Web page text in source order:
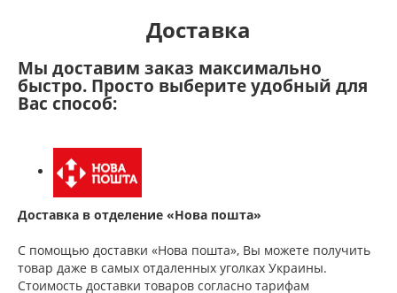
Доставка
Мы доставим заказ максимально
быстро. Просто выберите удобный для
Вас способ:
Доставка в отделение «Нова пошта»
С помощью доставки «Нова пошта», Вы можете получить
товар даже в самых отдаленных уголках Украины.
Стоимость доставки товаров согласно тарифам